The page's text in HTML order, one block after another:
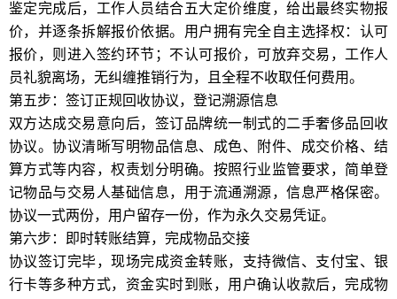
鉴定完成后，工作人员结合五大定价维度，给出最终实物报
价，并逐条拆解报价依据。用户拥有完全自主选择权：认可
报价，则进入签约环节；不认可报价，可放弃交易，工作人
员礼貌离场，无纠缠推销行为，且全程不收取任何费用。
第五步：签订正规回收协议，登记溯源信息
双方达成交易意向后，签订品牌统一制式的二手奢侈品回收
协议。协议清晰写明物品信息、成色、附件、成交价格、结
算方式等内容，权责划分明确。按照行业监管要求，简单登
记物品与交易人基础信息，用于流通溯源，信息严格保密。
协议一式两份，用户留存一份，作为永久交易凭证。
第六步：即时转账结算，完成物品交接
协议签订完毕，现场完成资金转账，支持微信、支付宝、银
行卡等多种方式，资金实时到账，用户确认收款后，完成物